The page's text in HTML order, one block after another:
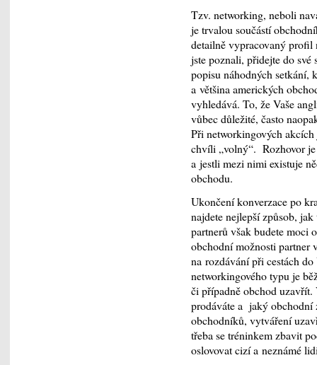
Tzv. networking, neboli
je trvalou součástí
detailně vypracovaný
jste poznali, přidejte do
popisu náhodných setkání,
a většina amerických
vyhledává. To, že Vaše
vůbec důležité, často
Při networkingových
chvíli „volný“. Rozhovor
a jestli mezi nimi existuje
obchodu.
Ukončení konverzace po
najdete nejlepší způsob,
partnerů však budete moci
obchodní možnosti partner
na rozdávání při cestách
networkingového typu je
či případně obchod uzavřít.
prodáváte a jaký obchodní
obchodníků, vytváření
třeba se tréninkem zbavit
oslovovat cizí a neznámé